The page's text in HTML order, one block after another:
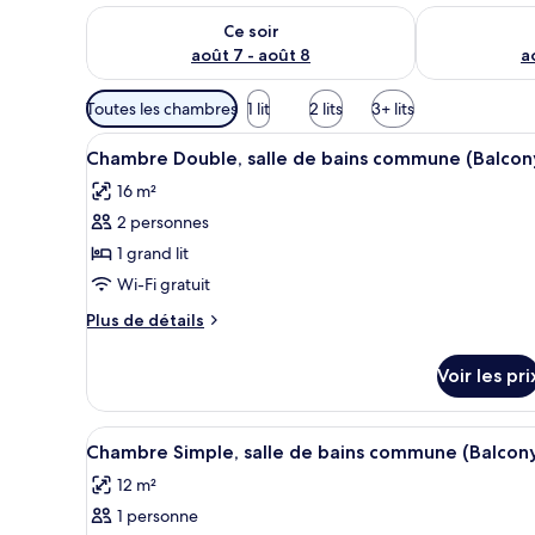
Ce soir
août 7 - août 8
Vérifier la disponibilité pour ce soir août 7 - août 8
Vérifier la
Filtres
disponibles
pour
les
chambres
Toutes les chambres 1 lit 2 lits 3+ lits
Afficher
toutes
les
photos
pour
ce
type
de
Chambre
Double,
salle
de
bains
commune
Un lit bien fait, avec une
12
Chambre Double, salle de bains commune
16 m²
2 personnes
1 grand lit
Wi-Fi gratuit
Plus de détails
Plus
le
type
de
Chambre
Double,
Voir les
Afficher
toutes
les
photos
Un petit lit bien fait, avec
5
Chambre Simple, salle de bains commune
12 m²
1 personne